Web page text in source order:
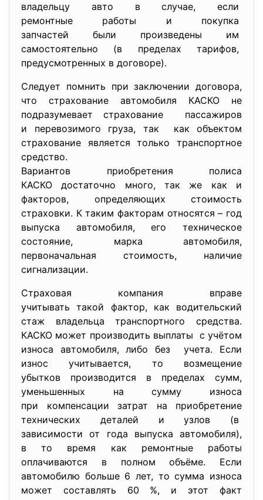
владельцу авто в случае, если
ремонтные работы и покупка
запчастей были произведены им
самостоятельно (в пределах тарифов,
предусмотренных в договоре).
Следует помнить при заключении договора,
что страхование автомобиля КАСКО не
подразумевает страхование пассажиров
и перевозимого груза, так как объектом
страхование является только транспортное
средство.
Вариантов приобретения полиса
КАСКО достаточно много, так же как и
факторов, определяющих стоимость
страховки. К таким факторам относятся – год
выпуска автомобиля, его техническое
состояние, марка автомобиля,
первоначальная стоимость, наличие
сигнализации.
Страховая компания вправе
учитывать такой фактор, как водительский
стаж владельца транспортного средства.
КАСКО может производить выплаты с учётом
износа автомобиля, либо без учета. Если
износ учитывается, то возмещение
убытков производится в пределах сумм,
уменьшенных на сумму износа
при компенсации затрат на приобретение
технических деталей и узлов (в
зависимости от года выпуска автомобиля),
в то время как ремонтные работы
оплачиваются в полном объёме. Если
автомобилю больше 6 лет, то сумма износа
может составлять 60 %, и этот факт